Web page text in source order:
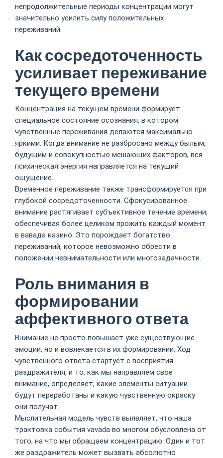
непродолжительные периоды концентрации могут
значительно усилить силу положительных
переживаний.
Как сосредоточенность
усиливает переживание
текущего времени
Концентрация на текущем времени формирует
специальное состояние осознания, в котором
чувственные переживания делаются максимально
яркими. Когда внимание не разбросано между былым,
будущим и совокупностью мешающих факторов, вся
психическая энергия направляется на текущий
ощущение.
Временное переживание также трансформируется при
глубокой сосредоточенности. Сфокусированное
внимание растягивает субъективное течение времени,
обеспечивая более целиком прожить каждый момент
в вавада казино. Это порождает богатство
переживаний, которое невозможно обрести в
положении невнимательности или многозадачности.
Роль внимания в
формировании
аффективного ответа
Внимание не просто повышает уже существующие
эмоции, но и вовлекается в их формировании. Ход
чувственного ответа стартует с восприятия
раздражителя, и то, как мы направляем свое
внимание, определяет, какие элементы ситуации
будут переработаны и какую чувственную окраску
они получат.
Мыслительная модель чувств выявляет, что наша
трактовка события vavada во многом обусловлена от
того, на что мы обращаем концентрацию. Один и тот
же раздражитель может вызвать абсолютно